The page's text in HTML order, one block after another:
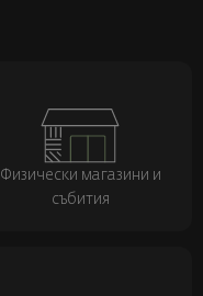
Физически магазини и
събития